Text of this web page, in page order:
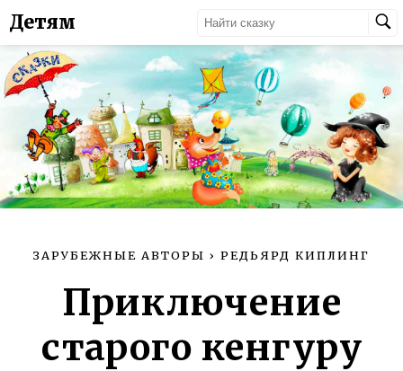
Детям
ЗАРУБЕЖНЫЕ АВТОРЫ › РЕДЬЯРД КИПЛИНГ
Приключение
старого кенгуру